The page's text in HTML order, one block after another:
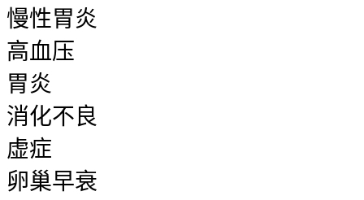
慢性胃炎
高血压
胃炎
消化不良
虚症
卵巢早衰